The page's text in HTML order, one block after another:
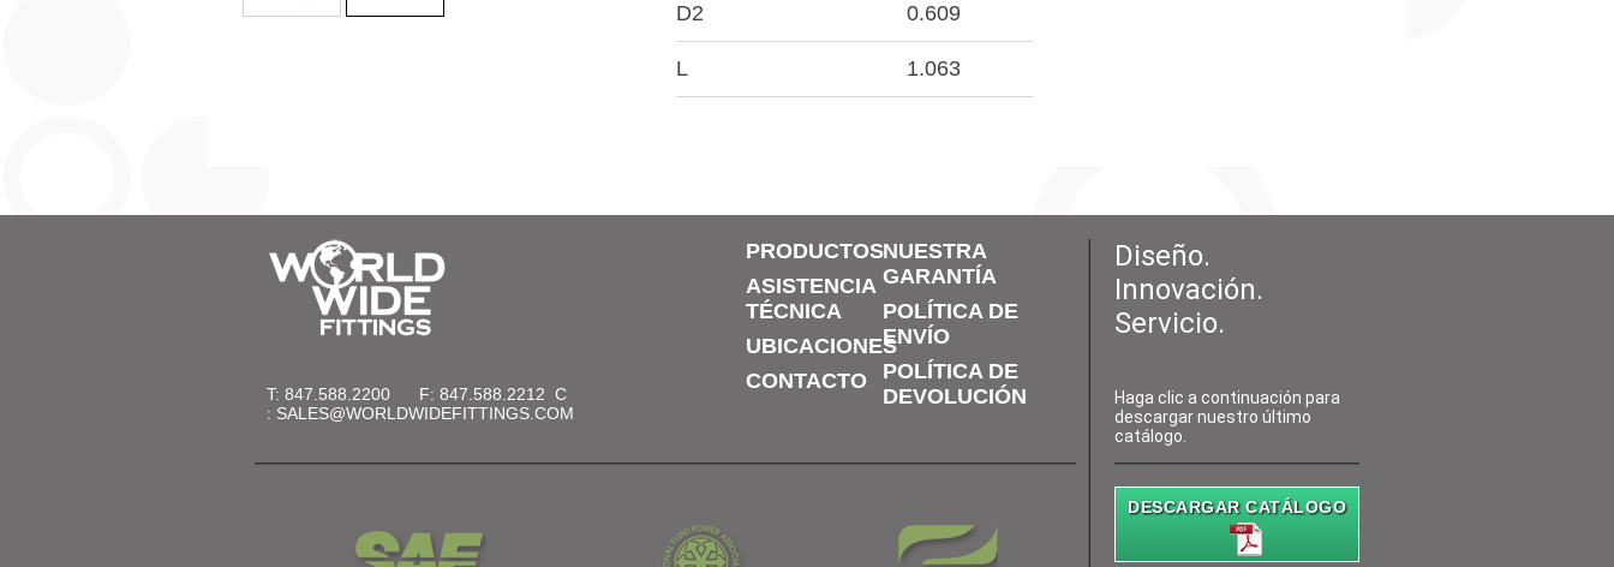
D2 0.609
L 1.063
T: 847.588.2200 F: 847.588.2212 C
: SALES@WORLDWIDEFITTINGS.COM
PRODUCTOS
ASISTENCIA
TÉCNICA
UBICACIONES
CONTACTO
NUESTRA
GARANTÍA
POLÍTICA DE
ENVÍO
POLÍTICA DE
DEVOLUCIÓN
Diseño.
Innovación.
Servicio.
Haga clic a continuación para
descargar nuestro último
catálogo.
DESCARGAR CATÁLOGO